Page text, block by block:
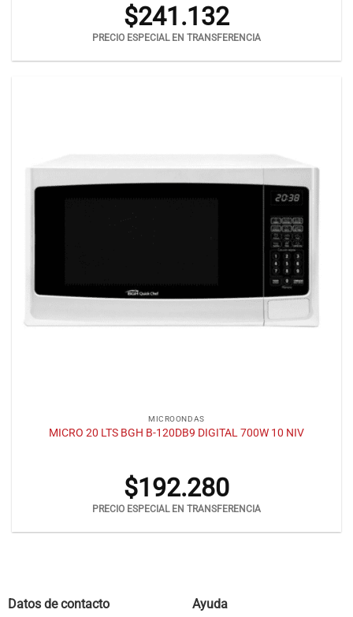
$241.132
PRECIO ESPECIAL EN TRANSFERENCIA
MICROONDAS
MICRO 20 LTS BGH B-120DB9 DIGITAL 700W 10 NIV
$192.280
PRECIO ESPECIAL EN TRANSFERENCIA
Datos de contacto Ayuda